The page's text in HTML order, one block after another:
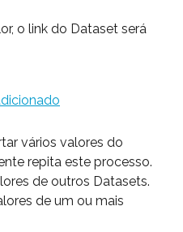
o link do Dataset será
vários valores do
repita este processo.
de outros Datasets.
de um ou mais